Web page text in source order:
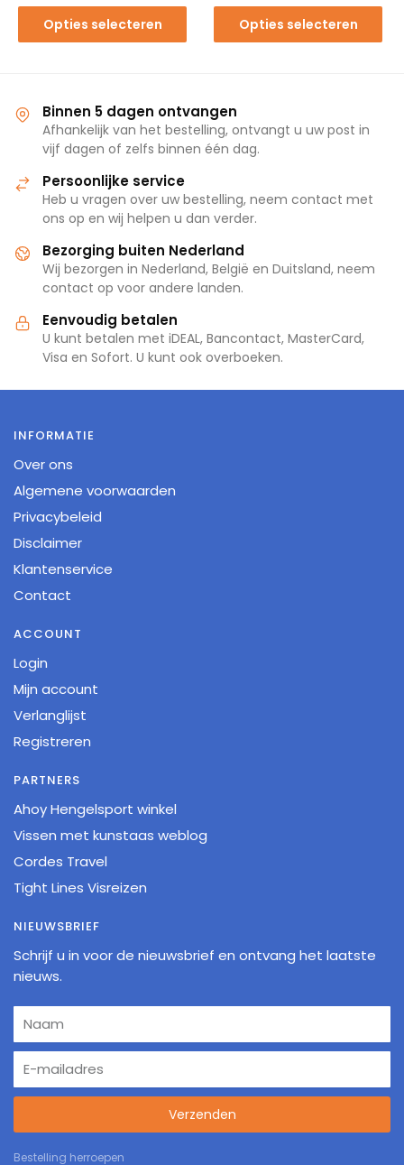
Opties selecteren Opties selecteren
Binnen 5 dagen ontvangen
Afhankelijk van het bestelling, ontvangt u uw post in
vijf dagen of zelfs binnen één dag.
Persoonlijke service
Heb u vragen over uw bestelling, neem contact met
ons op en wij helpen u dan verder.
Bezorging buiten Nederland
Wij bezorgen in Nederland, België en Duitsland, neem
contact op voor andere landen.
Eenvoudig betalen
U kunt betalen met iDEAL, Bancontact, MasterCard,
Visa en Sofort. U kunt ook overboeken.
INFORMATIE
Over ons
Algemene voorwaarden
Privacybeleid
Disclaimer
Klantenservice
Contact
ACCOUNT
Login
Mijn account
Verlanglijst
Registreren
PARTNERS
Ahoy Hengelsport winkel
Vissen met kunstaas weblog
Cordes Travel
Tight Lines Visreizen
NIEUWSBRIEF
Schrijf u in voor de nieuwsbrief en ontvang het laatste
nieuws.
Verzenden
Bestelling herroepen